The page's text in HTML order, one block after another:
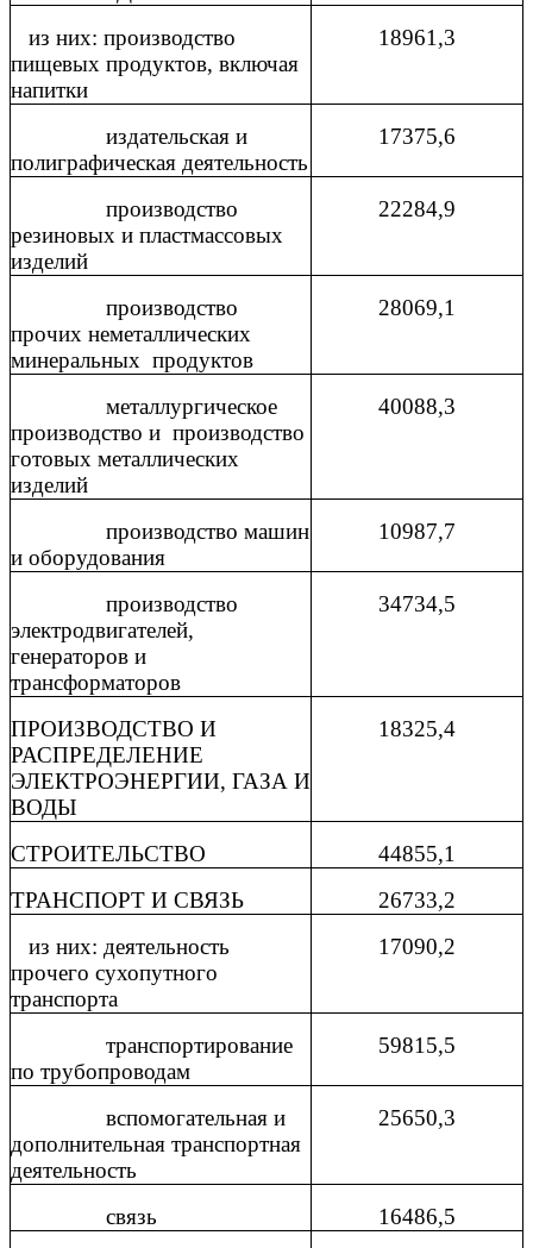
из них: производство
пищевых продуктов, включая
напитки
18961,3
издательская и
полиграфическая деятельность
17375,6
производство
резиновых и пластмассовых
изделий
22284,9
производство
прочих неметаллических
минеральных продуктов
28069,1
металлургическое
производство и производство
готовых металлических
изделий
40088,3
производство машин
и оборудования
10987,7
производство
электродвигателей,
генераторов и
трансформаторов
34734,5
ПРОИЗВОДСТВО И
РАСПРЕДЕЛЕНИЕ
ЭЛЕКТРОЭНЕРГИИ, ГАЗА И
ВОДЫ
18325,4
СТРОИТЕЛЬСТВО
44855,1
ТРАНСПОРТ И СВЯЗЬ
26733,2
из них: деятельность
прочего сухопутного
транспорта
17090,2
транспортирование
по трубопроводам
59815,5
вспомогательная и
дополнительная транспортная
деятельность
25650,3
связь
16486,5